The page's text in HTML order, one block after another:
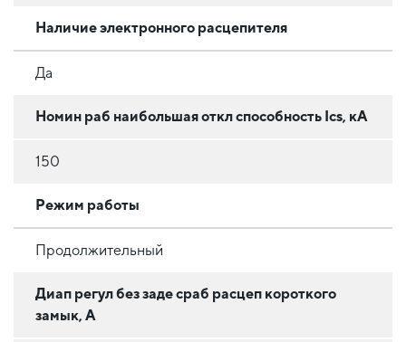
Наличие электронного расцепителя
Да
Номин раб наибольшая откл способность Ics, кА
150
Режим работы
Продолжительный
Диап регул без заде сраб расцеп короткого
замык, А